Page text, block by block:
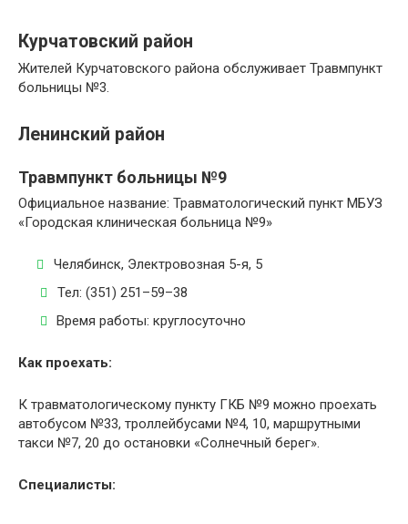
Курчатовский район
Жителей Курчатовского района обслуживает Травмпункт
больницы №3.
Ленинский район
Травмпункт больницы №9
Официальное название: Травматологический пункт МБУЗ
«Городская клиническая больница №9»
Челябинск, Электровозная 5-я, 5
Тел: (351) 251–59–38
Время работы: круглосуточно
Как проехать:
К травматологическому пункту ГКБ №9 можно проехать
автобусом №33, троллейбусами №4, 10, маршрутными
такси №7, 20 до остановки «Солнечный берег».
Специалисты: